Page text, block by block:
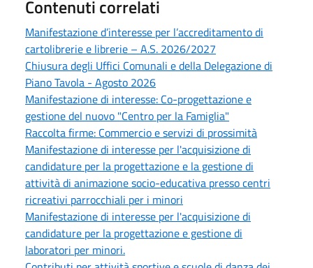
Contenuti correlati
Manifestazione d’interesse per l’accreditamento di
cartolibrerie e librerie – A.S. 2026/2027
Chiusura degli Uffici Comunali e della Delegazione di
Piano Tavola - Agosto 2026
Manifestazione di interesse: Co-progettazione e
gestione del nuovo "Centro per la Famiglia"
Raccolta firme: Commercio e servizi di prossimità
Manifestazione di interesse per l'acquisizione di
candidature per la progettazione e la gestione di
attività di animazione socio-educativa presso centri
ricreativi parrocchiali per i minori
Manifestazione di interesse per l'acquisizione di
candidature per la progettazione e gestione di
laboratori per minori.